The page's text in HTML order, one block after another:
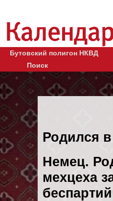
Бутовский полигон НКВД
Поиск
Родился
Немец.
мехцеха